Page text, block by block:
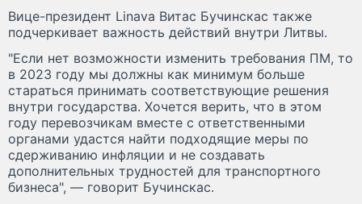
Вице-президент Linava Витас Бучинскас также
подчеркивает важность действий внутри Литвы.
"Если нет возможности изменить требования ПМ, то
в 2023 году мы должны как минимум больше
стараться принимать соответствующие решения
внутри государства. Хочется верить, что в этом
году перевозчикам вместе с ответственными
органами удастся найти подходящие меры по
сдерживанию инфляции и не создавать
дополнительных трудностей для транспортного
бизнеса", — говорит Бучинскас.